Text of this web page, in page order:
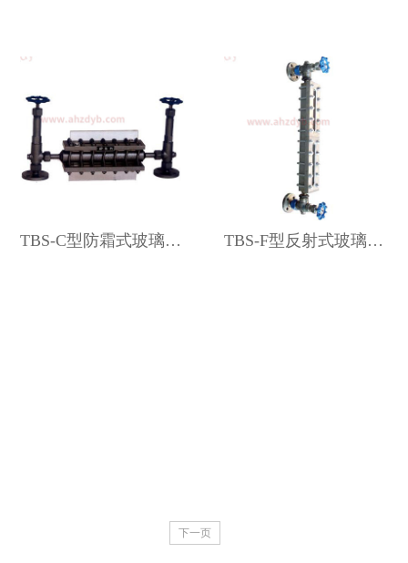
TBS-C型防霜式玻璃板液位计 TBS-F型反射式玻璃板液位计
下一页